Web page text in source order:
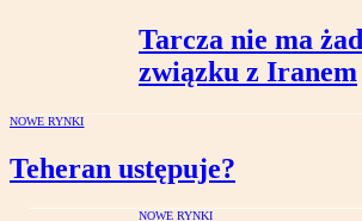
Tarcza nie ma
związku z Iranem
NOWE RYNKI
Teheran ustępuje?
NOWE RYNKI